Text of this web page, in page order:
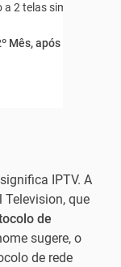
a 2 telas simultâneas
Mês, após R$169,80
IPTV. A
que
de
sugere, o
de rede